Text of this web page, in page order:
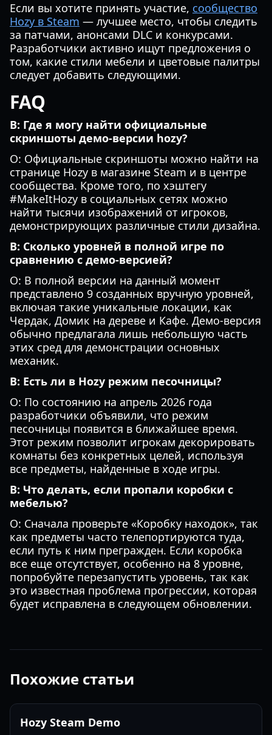
Если вы хотите принять участие, сообщество
Hozy в Steam — лучшее место, чтобы следить
за патчами, анонсами DLC и конкурсами.
Разработчики активно ищут предложения о
том, какие стили мебели и цветовые палитры
следует добавить следующими.
FAQ
В: Где я могу найти официальные
скриншоты демо-версии hozy?
О: Официальные скриншоты можно найти на
странице Hozy в магазине Steam и в центре
сообщества. Кроме того, по хэштегу
#MakeItHozy в социальных сетях можно
найти тысячи изображений от игроков,
демонстрирующих различные стили дизайна.
В: Сколько уровней в полной игре по
сравнению с демо-версией?
О: В полной версии на данный момент
представлено 9 созданных вручную уровней,
включая такие уникальные локации, как
Чердак, Домик на дереве и Кафе. Демо-версия
обычно предлагала лишь небольшую часть
этих сред для демонстрации основных
механик.
В: Есть ли в Hozy режим песочницы?
О: По состоянию на апрель 2026 года
разработчики объявили, что режим
песочницы появится в ближайшее время.
Этот режим позволит игрокам декорировать
комнаты без конкретных целей, используя
все предметы, найденные в ходе игры.
В: Что делать, если пропали коробки с
мебелью?
О: Сначала проверьте «Коробку находок», так
как предметы часто телепортируются туда,
если путь к ним прегражден. Если коробка
все еще отсутствует, особенно на 8 уровне,
попробуйте перезапустить уровень, так как
это известная проблема прогрессии, которая
будет исправлена в следующем обновлении.
Похожие статьи
Hozy Steam Demo